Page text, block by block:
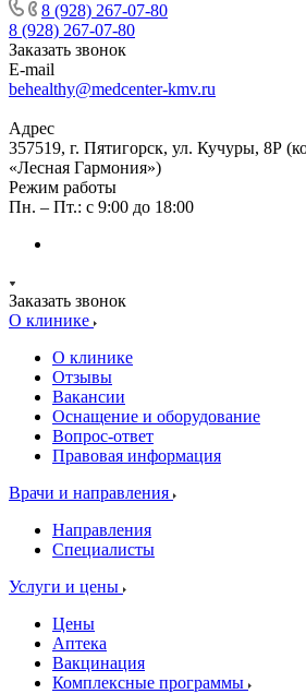
8 (928) 267-07-80
8 (928) 267-07-80
Заказать звонок
E-mail
behealthy@medcenter-kmv.ru
Адрес
357519, г. Пятигорск, ул. Кучуры, 8Р
«Лесная Гармония»)
Режим работы
Пн. – Пт.: с 9:00 до 18:00
Заказать звонок
О клинике
О клинике
Отзывы
Вакансии
Оснащение и оборудование
Вопрос-ответ
Правовая информация
Врачи и направления
Направления
Специалисты
Услуги и цены
Цены
Аптека
Вакцинация
Комплексные программы